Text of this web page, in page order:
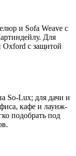
и Sofa Weave с
Для
с защитой
So-Lux; для дачи и
кафе и лаунж-
подобрать под